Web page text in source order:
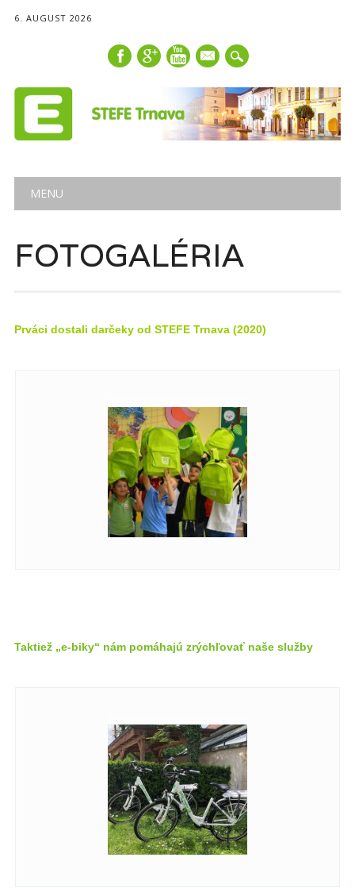
6. AUGUST 2026
mail
Main menu
MENU
FOTOGALÉRIA
Prváci dostali darčeky od STEFE Trnava (2020)
Taktiež „e-biky“ nám pomáhajú zrýchľovať naše služby